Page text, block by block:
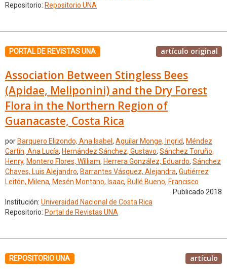
Repositorio: Repositorio UNA
PORTAL DE REVISTAS UNA artículo original
Association Between Stingless Bees
(Apidae, Meliponini) and the Dry Forest
Flora in the Northern Region of
Guanacaste, Costa Rica
por Barquero Elizondo, Ana Isabel , Aguilar Monge, Ingrid, Méndez
Cartín, Ana Lucía, Hernández Sánchez, Gustavo, Sánchez Toruño,
Henry, Montero Flores, William, Herrera González, Eduardo, Sánchez
Chaves, Luis Alejandro, Barrantes Vásquez, Alejandra, Gutiérrez
Leitón, Milena, Mesén Montano, Isaac, Bullé Bueno, Francisco
Publicado 2018
Institución: Universidad Nacional de Costa Rica
Repositorio: Portal de Revistas UNA
REPOSITORIO UNA artículo